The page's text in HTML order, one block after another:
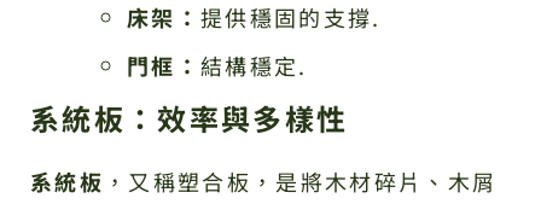
床架：提供穩固的支撐.
門框：結構穩定.
系統板：效率與多樣性
系統板 ，又稱塑合板，是將木材碎片、木屑